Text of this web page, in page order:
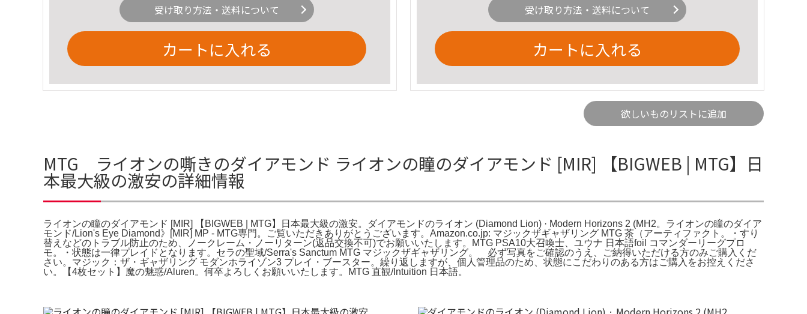
受け取り方法・送料について
カートに入れる
受け取り方法・送料について
カートに入れる
欲しいものリストに追加
MTG ライオンの嘶きのダイアモンド ライオンの瞳のダイアモンド [MIR] 【BIGWEB | MTG】日
本最大級の激安の詳細情報
ライオンの瞳のダイアモンド [MIR] 【BIGWEB | MTG】日本最大級の激安。ダイアモンドのライオン (Diamond Lion) · Modern Horizons 2 (MH2。ライオンの瞳のダイア
モンド/Lion's Eye Diamond》[MIR] MP - MTG専門。ご覧いただきありがとうございます。Amazon.co.jp: マジックザギャザリング MTG 茶（アーティファクト。・すり
替えなどのトラブル防止のため、ノークレーム・ノーリターン(返品交換不可)でお願いいたします。MTG PSA10大召喚士、ユウナ 日本語foil コマンダーリーグプロ
モ。・状態は一律プレイドとなります。セラの聖域/Serra's Sanctum MTG マジックザギャザリング。 必ず写真をご確認のうえ、ご納得いただける方のみご購入くだ
さい。マジック：ザ・ギャザリング モダンホライゾン3 プレイ・ブースター。繰り返しますが、個人管理品のため、状態にこだわりのある方はご購入をお控えくださ
い。【4枚セット】魔の魅惑/Aluren。何卒よろしくお願いいたします。MTG 直観/Intuition 日本語。